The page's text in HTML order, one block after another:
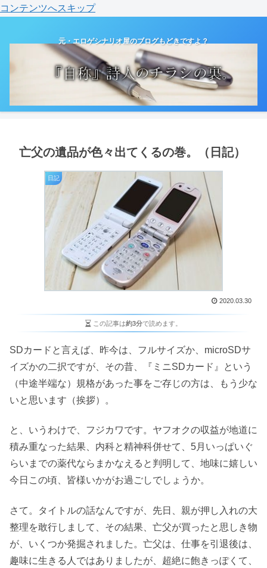
コンテンツへスキップ
元・エロゲシナリオ屋のブログもどきですよ？
亡父の遺品が色々出てくるの巻。（日記）
日記
2020.03.30
この記事は約3分で読めます。
SDカードと言えば、昨今は、フルサイズか、microSDサ
イズかの二択ですが、その昔、『ミニSDカード』という
（中途半端な）規格があった事をご存じの方は、もう少な
いと思います（挨拶）。
と、いうわけで、フジカワです。ヤフオクの収益が地道に
積み重なった結果、内科と精神科併せて、5月いっぱいぐ
らいまでの薬代ならまかなえると判明して、地味に嬉しい
今日この頃、皆様いかがお過ごしでしょうか。
さて。タイトルの話なんですが、先日、親が押し入れの大
整理を敢行しまして、その結果、亡父が買ったと思しき物
が、いくつか発掘されました。亡父は、仕事を引退後は、
趣味に生きる人ではありましたが、超絶に飽きっぽくて、